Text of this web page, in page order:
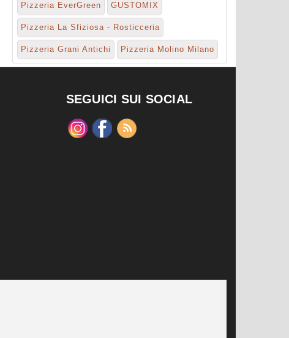
Pizzeria EverGreen GUSTOMIX
Pizzeria La Sfiziosa - Rosticceria
Pizzeria Grani Antichi Pizzeria Molino Milano
SEGUICI SUI SOCIAL